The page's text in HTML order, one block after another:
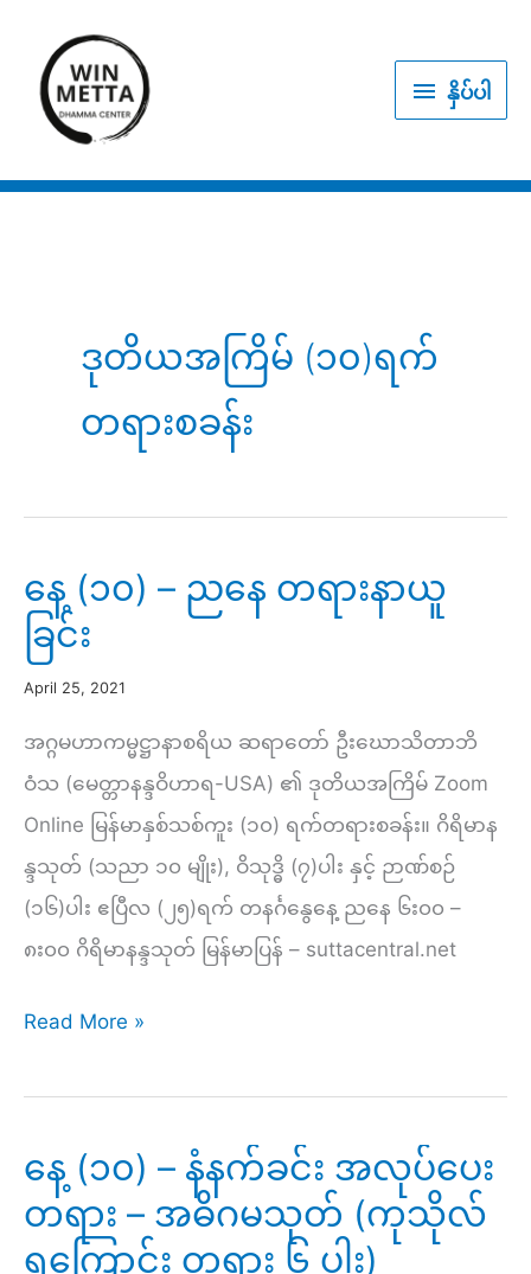
content
နှိပ် နှိပ်ပါ
ဒုတိယအကြိမ် (၁၀)ရက်
တရားစခန်း
နေ့ (၁၀) – ညနေ တရားနာယူ
ခြင်း
April 25, 2021
အဂ္ဂမဟာကမ္မဋ္ဌာနာစရိယ ဆရာတော် ဦးဃောသိတာဘိ
ဝံသ (မေတ္တာနန္ဒဝိဟာရ-USA) ၏ ဒုတိယအကြိမ် Zoom
Online မြန်မာနှစ်သစ်ကူး (၁၀) ရက်တရားစခန်း။ ဂိရိမာန
န္ဒသုတ် (သညာ ၁၀ မျိုး), ဝိသုဒ္ဓိ (၇)ပါး နှင့် ဉာဏ်စဉ်
(၁၆)ပါး ဧပြီလ (၂၅)ရက် တနင်္ဂနွေနေ့ ညနေ ၆း၀၀ –
၈း၀၀ ဂိရိမာနန္ဒသုတ် မြန်မာပြန် – suttacentral.net
နေ့
–
တရားနာ
ယူ
ခြင်း
Read More »
နေ့ (၁၀) – နံနက်ခင်း အလုပ်ပေး
တရား – အဓိဂမသုတ် (ကုသိုလ်
ရကြောင်း တရား ၆ ပါး)